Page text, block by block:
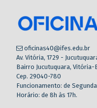
oficinas40@ifes.edu.br
Av. Vitória, 1729 -
Bairro Jucutuquara, Vitória-
Cep. 29040-780
Funcionamento: de
Horário: de 8h às 17h.